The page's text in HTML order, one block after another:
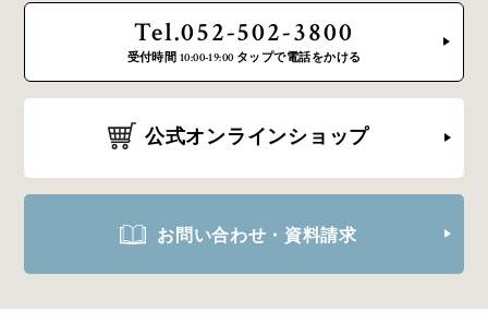
Tel.052-502-3800
受付時間 10:00-19:00 タップで電話をかける
公式オンラインショップ
お問い合わせ・資料請求